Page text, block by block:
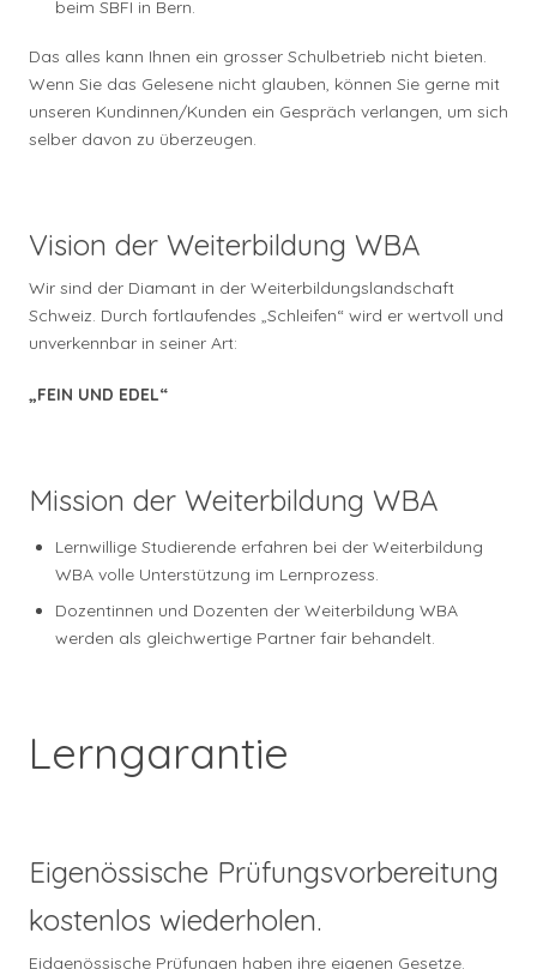
beim SBFI in Bern.
Das alles kann Ihnen ein grosser Schulbetrieb nicht bieten.
Wenn Sie das Gelesene nicht glauben, können Sie gerne mit
unseren Kundinnen/Kunden ein Gespräch verlangen, um sich
selber davon zu überzeugen.
Vision der Weiterbildung WBA
Wir sind der Diamant in der Weiterbildungslandschaft
Schweiz. Durch fortlaufendes „Schleifen“ wird er wertvoll und
unverkennbar in seiner Art:
„FEIN UND EDEL“
Mission der Weiterbildung WBA
Lernwillige Studierende erfahren bei der Weiterbildung
WBA volle Unterstützung im Lernprozess.
Dozentinnen und Dozenten der Weiterbildung WBA
werden als gleichwertige Partner fair behandelt.
Lerngarantie
Eigenössische Prüfungsvorbereitung
kostenlos wiederholen.
Eidgenössische Prüfungen haben ihre eigenen Gesetze.